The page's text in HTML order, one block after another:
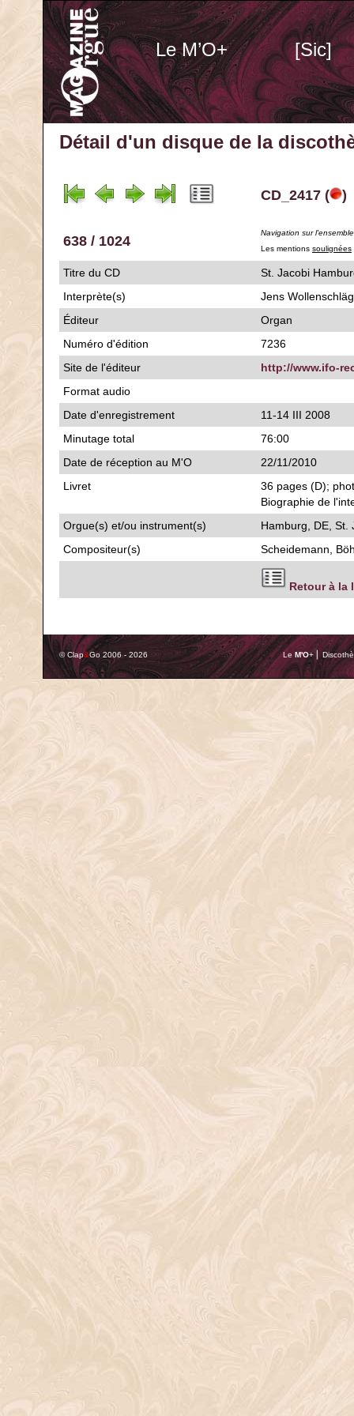
Le M’O+ [Sic]
Détail d'un disque de la
CD_2417 ( )
638 / 1024
Navigation sur
Les mentions soulignées
Titre du CD
St. Jacobi
Interprète(s)
Jens
Éditeur
Organ
Numéro d'édition
7236
Site de l'éditeur
http://www.ifo-
Format audio
Date d'enregistrement
11-14 III 2008
Minutage total
76:00
Date de réception au M'O
22/11/2010
Livret
36 pages (D);
Biographie de
Orgue(s) et/ou instrument(s)
Hamburg, DE, St.
Compositeur(s)
Scheidemann,
Retour à la
© Clap&Go 2006 - 2026 Le M'O+ ⎢